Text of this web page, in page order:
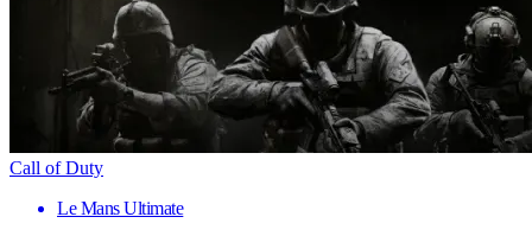
Call of Duty
Le Mans Ultimate